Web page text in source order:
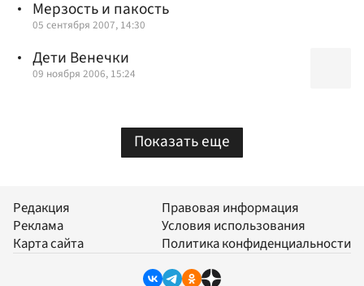
Мерзость и пакость
05 сентября 2007, 14:30
Дети Венечки
09 ноября 2006, 15:24
Показать еще
Редакция
Реклама
Карта сайта
Правовая информация
Условия использования
Политика конфиденциальности